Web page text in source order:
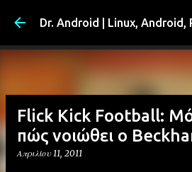
Μετάβαση στο κύριο
Dr. Android | Linux, Android,
Flick Kick Football:
πώς νοιώθει ο
Απριλίου 11, 2011